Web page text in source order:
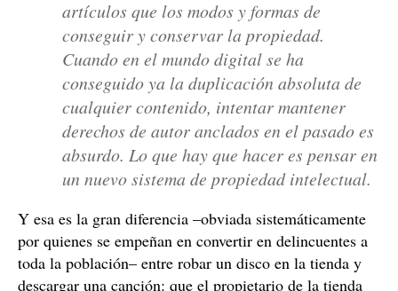
artículos que los modos y formas de
conseguir y conservar la propiedad.
Cuando en el mundo digital se ha
conseguido ya la duplicación absoluta de
cualquier contenido, intentar mantener
derechos de autor anclados en el pasado es
absurdo. Lo que hay que hacer es pensar en
un nuevo sistema de propiedad intelectual.
Y esa es la gran diferencia –obviada sistemáticamente
por quienes se empeñan en convertir en delincuentes a
toda la población– entre robar un disco en la tienda y
descargar una canción: que el propietario de la tienda